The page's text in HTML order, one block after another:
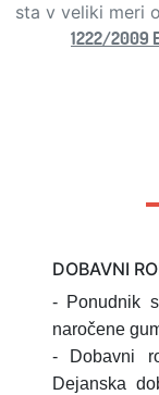
sta v veliki meri
1222/2009
DOBAVNI
- Ponudnik
naročene
- Dobavni
Dejanska